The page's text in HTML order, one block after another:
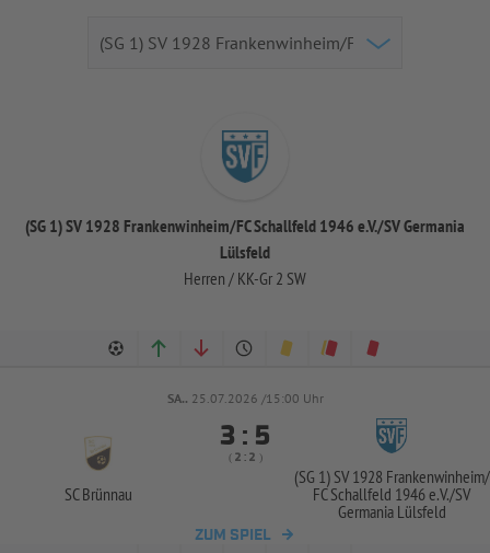
(SG 1) SV 1928 Frankenwinheim/FC Schallfeld 1946 e.V./SV Germania
Lülsfeld
Herren / KK-Gr 2 SW
SA.. 25.07.2026 /15:00 Uhr
SC Brünnau
 : 
(  :  )
(SG 1) SV 1928 Frankenwinheim/
FC Schallfeld 1946 e.V./SV
Germania Lülsfeld
ZUM SPIEL